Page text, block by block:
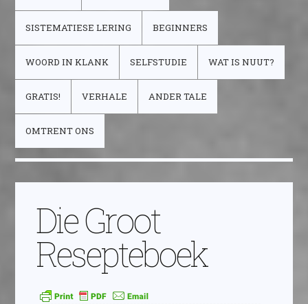
SISTEMATIESE LERING BEGINNERS
WOORD IN KLANK SELFSTUDIE WAT IS NUUT?
GRATIS! VERHALE ANDER TALE
OMTRENT ONS
Die Groot
Resepteboek